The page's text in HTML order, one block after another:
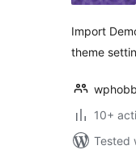
Import
theme
10+
Tested